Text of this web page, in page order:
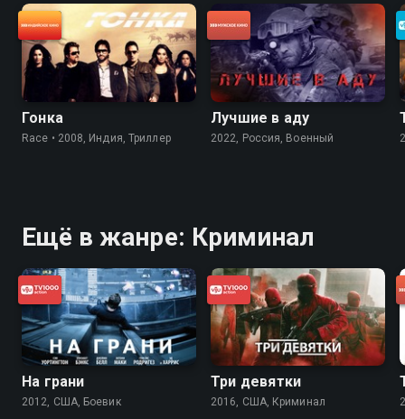
Гонка
Race • 2008, Индия, Триллер
Лучшие в аду
2022, Россия, Военный
Ещё в жанре: Криминал
На грани
2012, США, Боевик
Три девятки
2016, США, Криминал